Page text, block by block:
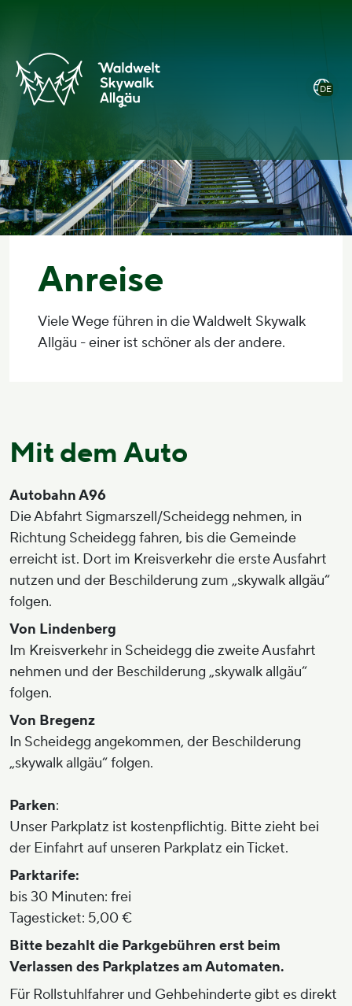
springen
springen
DE
Anreise
Viele Wege führen in die Waldwelt Skywalk
Allgäu - einer ist schöner als der andere.
Mit dem Auto
Autobahn A96
Die Abfahrt Sigmarszell/Scheidegg nehmen, in
Richtung Scheidegg fahren, bis die Gemeinde
erreicht ist. Dort im Kreisverkehr die erste Ausfahrt
nutzen und der Beschilderung zum „skywalk allgäu“
folgen.
Von Lindenberg
Im Kreisverkehr in Scheidegg die zweite Ausfahrt
nehmen und der Beschilderung „skywalk allgäu“
folgen.
Von Bregenz
In Scheidegg angekommen, der Beschilderung
„skywalk allgäu“ folgen.
Parken:
Unser Parkplatz ist kostenpflichtig. Bitte zieht bei
der Einfahrt auf unseren Parkplatz ein Ticket.
Parktarife:
bis 30 Minuten: frei
Tagesticket: 5,00 €
Bitte bezahlt die Parkgebühren erst beim
Verlassen des Parkplatzes am Automaten.
Für Rollstuhlfahrer und Gehbehinderte gibt es direkt